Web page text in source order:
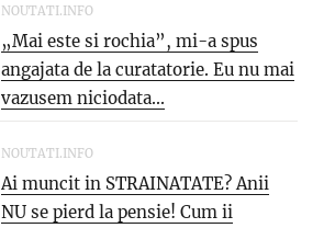
NOUTATI.INFO
„Mai este si rochia”, mi-a spus
angajata de la curatatorie. Eu nu mai
vazusem niciodata...
NOUTATI.INFO
Ai muncit in STRAINATATE? Anii
NU se pierd la pensie! Cum ii